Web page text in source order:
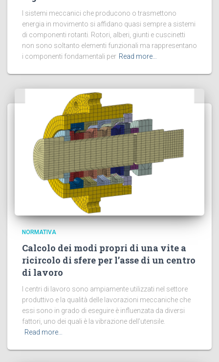
I sistemi meccanici che producono o trasmettono
energia in movimento si affidano quasi sempre a sistemi
di componenti rotanti. Rotori, alberi, giunti e cuscinetti
non sono soltanto elementi funzionali ma rappresentano
i componenti fondamentali per Read more…
NORMATIVA
Calcolo dei modi propri di una vite a
ricircolo di sfere per l’asse di un centro
di lavoro
I centri di lavoro sono ampiamente utilizzati nel settore
produttivo e la qualità delle lavorazioni meccaniche che
essi sono in grado di eseguire è influenzata da diversi
fattori, uno dei quali è la vibrazione dell’utensile.
Read more…